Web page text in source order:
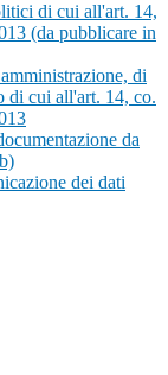
di cui all'art. 14,
(da pubblicare in
di
di cui all'art. 14, co.
da
dei dati